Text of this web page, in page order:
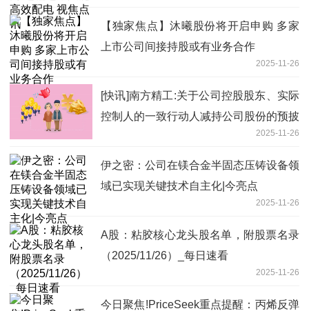
【独家焦点】沐曦股份将开启申购 多家
上市公司间接持股或有业务合作
2025-11-26
[快讯]南方精工:关于公司控股股东、实际
控制人的一致行动人减持公司股份的预披
2025-11-26
伊之密：公司在镁合金半固态压铸设备领
域已实现关键技术自主化|今亮点
2025-11-26
A股：粘胶核心龙头股名单，附股票名录
（2025/11/26）_每日速看
2025-11-26
今日聚焦!PriceSeek重点提醒：丙烯反弹